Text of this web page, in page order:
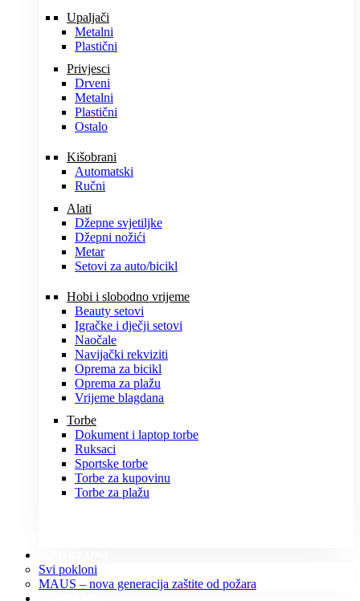
Upaljači
Metalni
Plastični
Privjesci
Drveni
Metalni
Plastični
Ostalo
Kišobrani
Automatski
Ručni
Alati
Džepne svjetiljke
Džepni nožići
Metar
Setovi za auto/bicikl
Hobi i slobodno vrijeme
Beauty setovi
Igračke i dječji setovi
Naočale
Navijački rekviziti
Oprema za bicikl
Oprema za plažu
Vrijeme blagdana
Torbe
Dokument i laptop torbe
Ruksaci
Sportske torbe
Torbe za kupovinu
Torbe za plažu
Svi pokloni
MAUS – nova generacija zaštite od požara